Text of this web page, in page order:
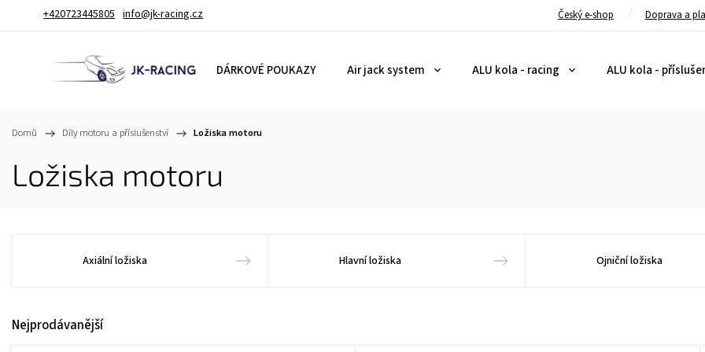
+420723445805 info@jk-racing.cz Český e-shop Doprava a
DÁRKOVÉ POUKAZY Air jack system ALU kola - racing ALU kola -
Domů / Díly motoru a příslušenství / Ložiska motoru
Ložiska motoru
Axiální ložiska Hlavní ložiska Ojniční ložiska
Nejprodávanější